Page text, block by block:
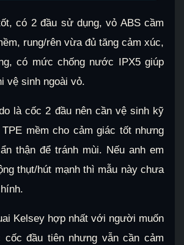
có 2 đầu sử dụng, vỏ ABS cầm
rung/rên vừa đủ tăng cảm xúc,
có mức chống nước IPX5 giúp
vệ sinh ngoài vỏ.
là cốc 2 đầu nên cần vệ sinh kỹ
mềm cho cảm giác tốt nhưng
thận để tránh mùi. Nếu anh em
thụt/hút mạnh thì mẫu này chưa
Kelsey hợp nhất với người muốn
cốc đầu tiên nhưng vẫn cần cảm